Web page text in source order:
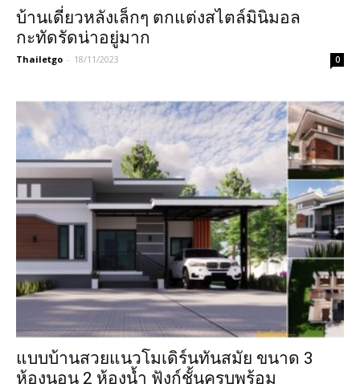
บ้านเดี่ยวหลังเล็กๆ ตกแต่งสไตล์มินิมอล
กะทัดรัดน่าอยู่มาก
Thailetgo - 18/11/2023 0
แบบบ้านสวยแนวโมเดิร์นทันสมัย ขนาด 3
ห้องนอน 2 ห้องน้ำ ฟังก์ชั้นครบพร้อม